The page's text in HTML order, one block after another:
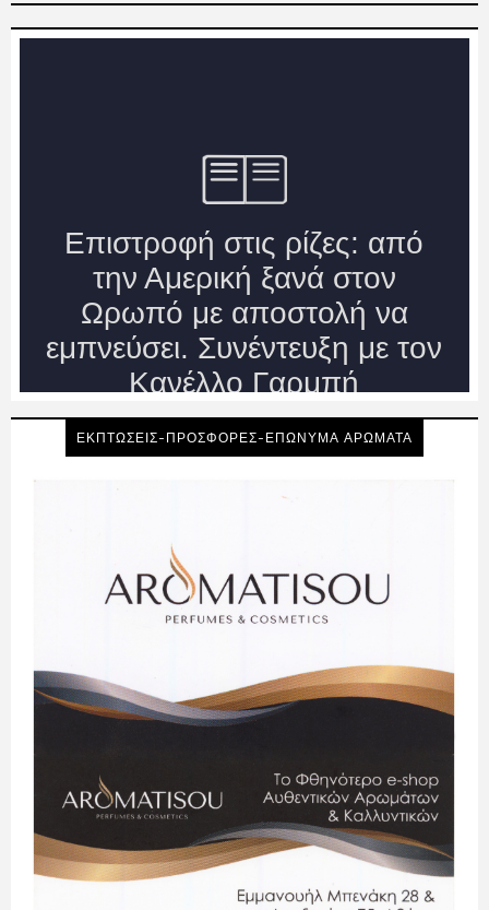
ΕΚΠΤΩΣΕΙΣ-ΠΡΟΣΦΟΡΕΣ-ΕΠΩΝΥΜΑ ΑΡΩΜΑΤΑ